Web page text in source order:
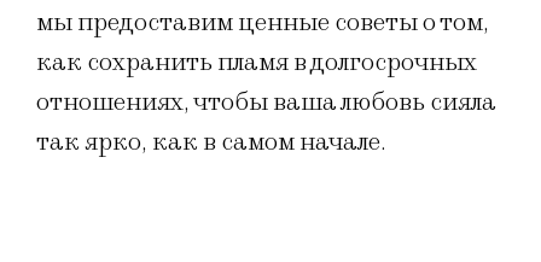
мы предоставим ценные советы о том,
как сохранить пламя в долгосрочных
отношениях, чтобы ваша любовь сияла
так ярко, как в самом начале.